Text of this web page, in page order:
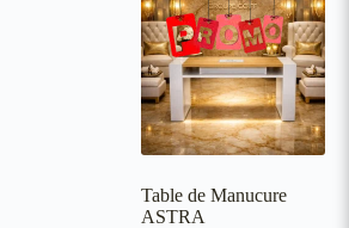
Table de Manucure
ASTRA